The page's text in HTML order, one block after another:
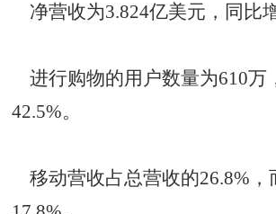
净营收为3.824亿美元，同比
进行购物的用户数量为610万
42.5%。
移动营收占总营收的26.8%，